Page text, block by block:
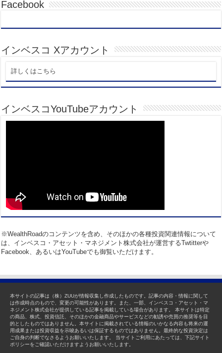
Facebook
インベスコ Xアカウント
詳しくはこちら
インベスコYouTubeアカウント
※WealthRoadのコンテンツを含め、そのほかの各種投資関連情報について
は、インベスコ・アセット・マネジメント株式会社が運営するTwtitterや
Facebook、あるいはYouTubeでも御覧いただけます。
本サイトの記事は（株）ZUUが情報収集し作成したものです。記事の内容・情報に関して
は作成時点のもので、変更の可能性があります。また、一部、インベスコ・アセット・マ
ネジメント株式会社が提供している記事を掲載している場合があります。 本サイトは特定
の商品、株式、投資信託、そのほかの金融商品やサービスなどの勧誘や売買の推奨等を目
的としたものではありません。本サイトに掲載されている情報のいかなる内容も将来の運
用成果または投資収益を示唆あるいは保証するものではありません。最終的な投資決定は
ご自身の判断でなさるようお願いいたします。 当サイトご利用にあたっては、下記サイト
ポリシーをご確認いただけますようお願いいたします。